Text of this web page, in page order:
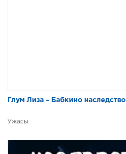
Глум Лиза – Бабкино наследство
Ужасы